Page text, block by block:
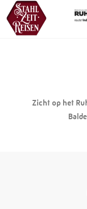
Zicht op het